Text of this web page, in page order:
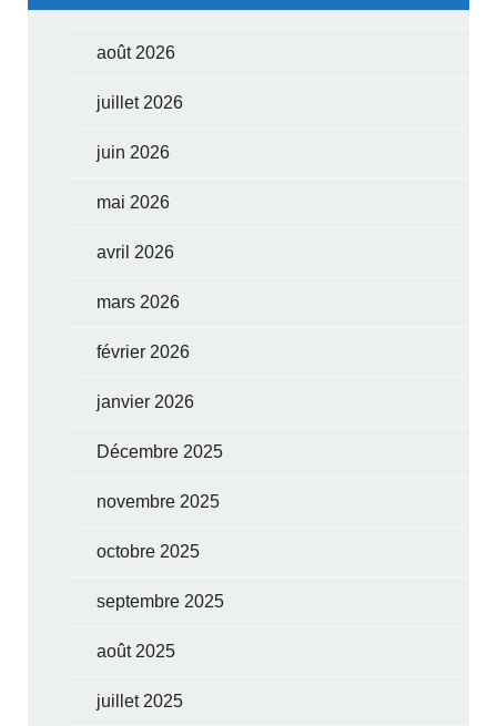
août 2026
juillet 2026
juin 2026
mai 2026
avril 2026
mars 2026
février 2026
janvier 2026
Décembre 2025
novembre 2025
octobre 2025
septembre 2025
août 2025
juillet 2025